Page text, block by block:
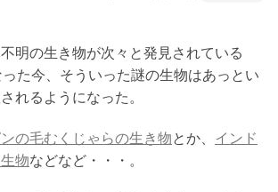
明の生き物が次々と発見されている
た今、そういった謎の生物はあっとい
れるようになった。
の毛むくじゃらの生き物とか、 インド
物などなど・・・。